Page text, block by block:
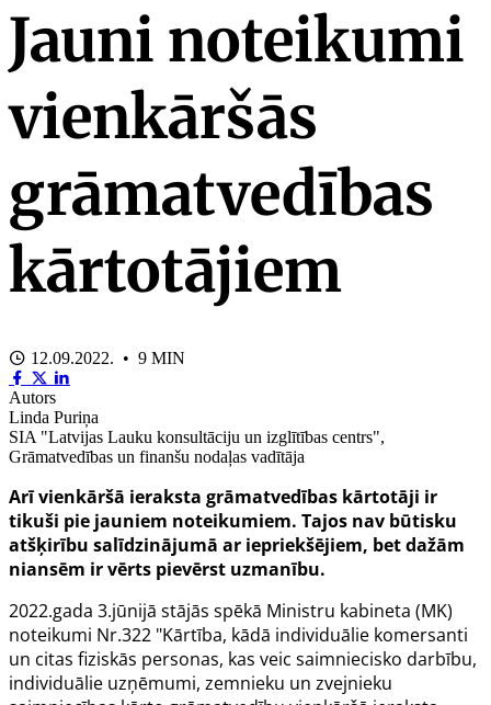
Jauni noteikumi
vienkāršās
grāmatvedības
kārtotājiem
12.09.2022. • 9 MIN
Autors
Linda Puriņa
SIA "Latvijas Lauku konsultāciju un izglītības centrs",
Grāmatvedības un finanšu nodaļas vadītāja
Arī vienkāršā ieraksta grāmatvedības kārtotāji ir
tikuši pie jauniem noteikumiem. Tajos nav būtisku
atšķirību salīdzinājumā ar iepriekšējiem, bet dažām
niansēm ir vērts pievērst uzmanību.
2022.gada 3.jūnijā stājās spēkā Ministru kabineta (MK)
noteikumi Nr.322 "Kārtība, kādā individuālie komersanti
un citas fiziskās personas, kas veic saimniecisko darbību,
individuālie uzņēmumi, zemnieku un zvejnieku